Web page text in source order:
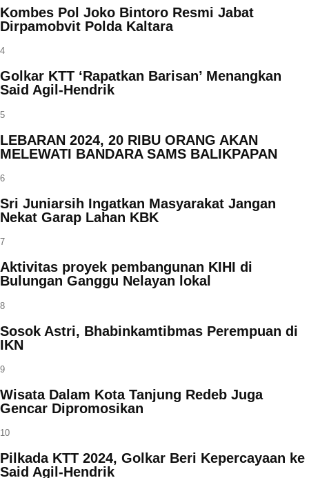
Kombes Pol Joko Bintoro Resmi Jabat
Dirpamobvit Polda Kaltara
4
Golkar KTT ‘Rapatkan Barisan’ Menangkan
Said Agil-Hendrik
5
LEBARAN 2024, 20 RIBU ORANG AKAN
MELEWATI BANDARA SAMS BALIKPAPAN
6
Sri Juniarsih Ingatkan Masyarakat Jangan
Nekat Garap Lahan KBK
7
Aktivitas proyek pembangunan KIHI di
Bulungan Ganggu Nelayan lokal
8
Sosok Astri, Bhabinkamtibmas Perempuan di
IKN
9
Wisata Dalam Kota Tanjung Redeb Juga
Gencar Dipromosikan
10
Pilkada KTT 2024, Golkar Beri Kepercayaan ke
Said Agil-Hendrik